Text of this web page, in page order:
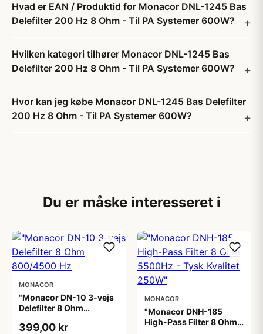
Hvad er EAN / Produktid for Monacor DNL-1245 Bas
Delefilter 200 Hz 8 Ohm - Til PA Systemer 600W?
Hvilken kategori tilhører Monacor DNL-1245 Bas
Delefilter 200 Hz 8 Ohm - Til PA Systemer 600W?
Hvor kan jeg købe Monacor DNL-1245 Bas Delefilter
200 Hz 8 Ohm - Til PA Systemer 600W?
Du er måske interesseret i
MONACOR
"Monacor DN-10 3-vejs
Delefilter 8 Ohm
399,00 kr
MONACOR
"Monacor DNH-185
High-Pass Filter 8 Ohm